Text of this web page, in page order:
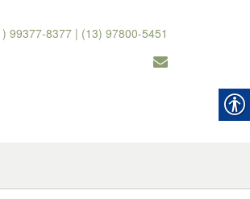
99377-8377 | (13) 97800-5451